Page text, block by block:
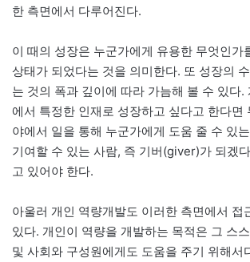
한 측면에서 다루어진다.
이 때의 성장은 누군가에게 유용한 무엇인가
상태가 되었다는 것을 의미한다. 또 성장의
는 것의 폭과 깊이에 따라 가늠해 볼 수 있다.
에서 특정한 인재로 성장하고 싶다고 한다면
야에서 일을 통해 누군가에게 도움 줄 수 있
기여할 수 있는 사람, 즉 기버(giver)가 되겠
고 있어야 한다.
아울러 개인 역량개발도 이러한 측면에서 접
있다. 개인이 역량을 개발하는 목적은 그 스
및 사회와 구성원에게도 도움을 주기 위해서